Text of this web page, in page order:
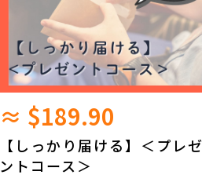
≈ $189.90
【しっかり届ける】＜プレゼ
ントコース＞